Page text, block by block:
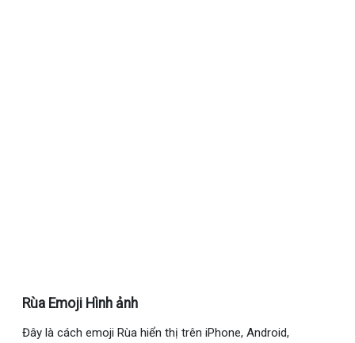
Rùa Emoji Hình ảnh
Đây là cách emoji Rùa hiển thị trên iPhone, Android,